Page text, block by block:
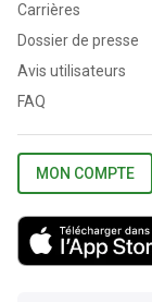
Carrières
Dossier de presse
Avis utilisateurs
FAQ
MON COMPTE